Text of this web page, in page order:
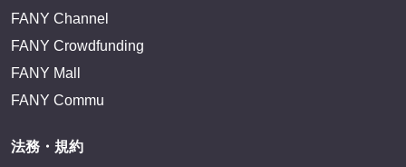
FANY Channel
FANY Crowdfunding
FANY Mall
FANY Commu
法務・規約